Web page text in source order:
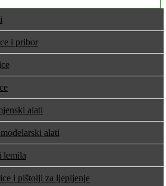
i pribor
alati
alati
lemila
i pištolji za ljepljenje